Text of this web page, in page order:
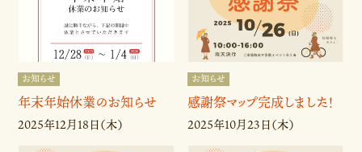
お知らせ
年末年始休業のお知らせ
2025年12月18日（木）
お知らせ
感謝祭マップ完成しました！
2025年10月23日（木）